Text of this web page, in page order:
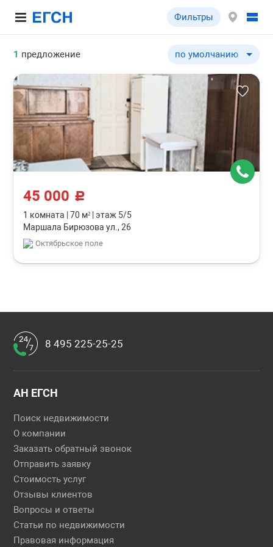
Фильтры
1 предложение по умолчанию
по умолчанию
по цене ↓
по цене ↑
по комнатности ↓
по комнатности ↑
по общей площади ↓
по общей площади ↑
45 000 c
1 комната 70 м² этаж 5/5
Маршала Бирюзова ул., 26
Октябрьское поле
8 495 225-25-25
АН ЕГСН
Поиск недвижимости
О компании
Заказать обратный звонок
Отправить заявку
Стоимость услуг
Отзывы клиентов
Вопросы и ответы
Статьи по недвижимости
Правовая информация